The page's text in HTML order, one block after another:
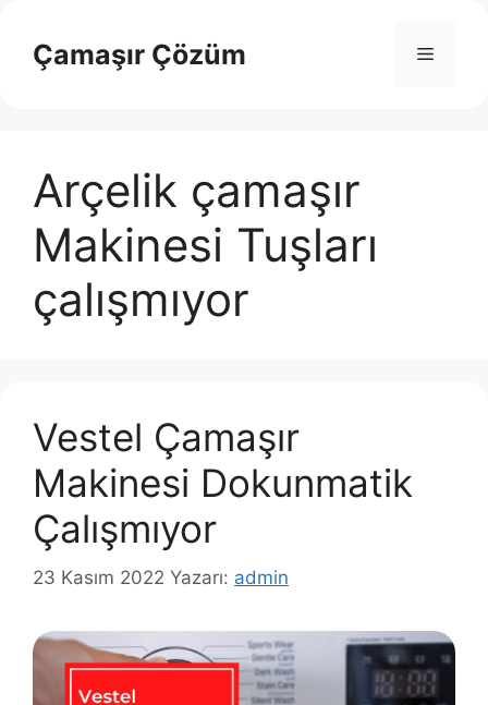
Çamaşır Çözüm Menü
Arçelik çamaşır
Makinesi Tuşları
çalışmıyor
Vestel Çamaşır
Makinesi Dokunmatik
Çalışmıyor
23 Kasım 2022 Yazarı: admin